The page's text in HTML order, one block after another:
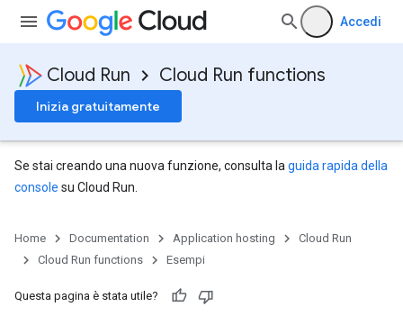
Accedi
Cloud Run Cloud Run functions
Inizia gratuitamente
Se stai creando una nuova funzione, consulta la guida rapida della
console su Cloud Run.
Home Documentation Application hosting
Cloud Run
Cloud Run functions
Esempi
Questa pagina è stata utile?